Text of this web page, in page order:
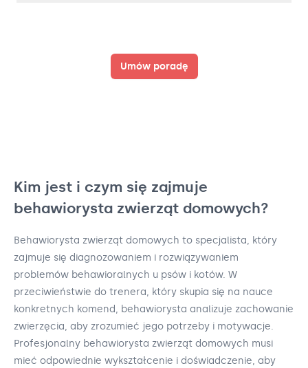
Umów poradę
Kim jest i czym się zajmuje
behawiorysta zwierząt domowych?
Behawiorysta zwierząt domowych to specjalista, który
zajmuje się diagnozowaniem i rozwiązywaniem
problemów behawioralnych u psów i kotów. W
przeciwieństwie do trenera, który skupia się na nauce
konkretnych komend, behawiorysta analizuje zachowanie
zwierzęcia, aby zrozumieć jego potrzeby i motywacje.
Profesjonalny behawiorysta zwierząt domowych musi
mieć odpowiednie wykształcenie i doświadczenie, aby